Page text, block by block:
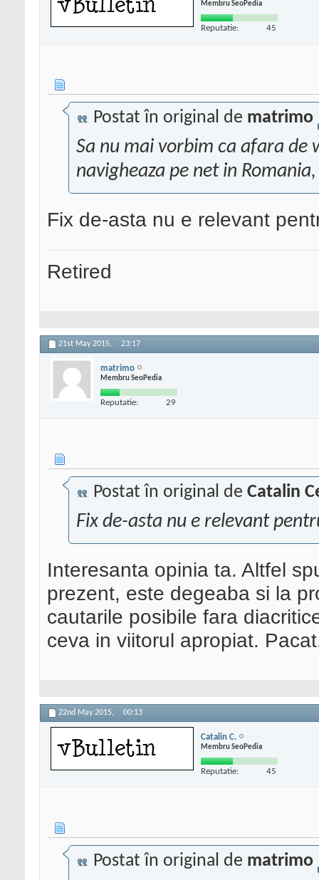
Membru SeoPedia
Reputatie: 45
Postat în original de matrimo
Sa nu mai vorbim ca afara de
navigheaza pe net in
Fix de-asta nu e relevant
Retired
21st May 2015, 23:17
matrimo
Membru SeoPedia
Reputatie: 29
Postat în original de Catalin
Fix de-asta nu e relevant
Interesanta opinia ta. Altfel
prezent, este degeaba si la
cautarile posibile fara
ceva in viitorul apropiat.
22nd May 2015, 00:13
Catalin C.
Membru SeoPedia
Reputatie: 45
Postat în original de matrimo